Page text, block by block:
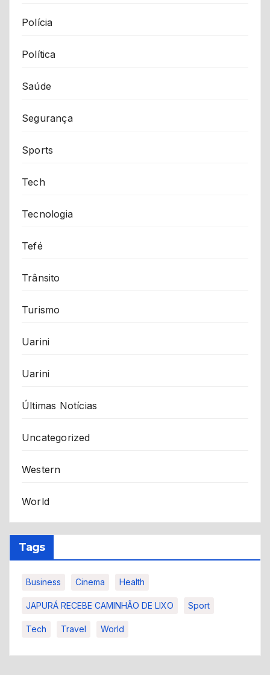
Polícia
Política
Saúde
Segurança
Sports
Tech
Tecnologia
Tefé
Trânsito
Turismo
Uarini
Uarini
Últimas Notícias
Uncategorized
Western
World
Tags
Business Cinema Health
JAPURÁ RECEBE CAMINHÃO DE LIXO Sport
Tech Travel World